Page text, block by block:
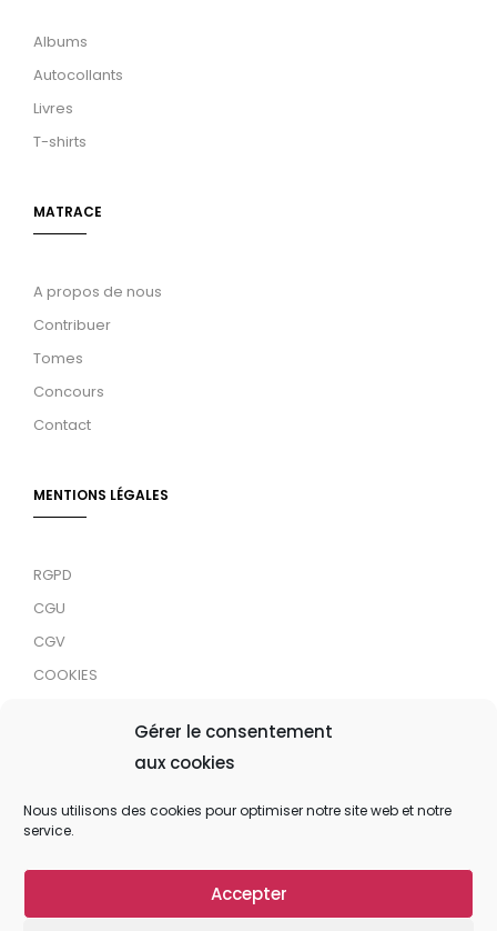
Gérer le consentement
aux cookies
Nous utilisons des cookies pour optimiser notre site web et notre
service.
Accepter
Albums
Autocollants
Livres
T-shirts
MATRACE
A propos de nous
Contribuer
Tomes
Concours
Contact
MENTIONS LÉGALES
RGPD
CGU
CGV
COOKIES